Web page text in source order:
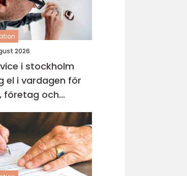
2026
i stockholm
el i vardagen för
företag och